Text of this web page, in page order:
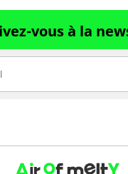
vous à la